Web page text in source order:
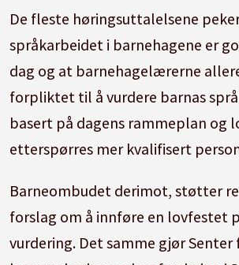
De fleste høringsuttalelsene
språkarbeidet i barnehagene er
dag og at barnehagelærerne
forpliktet til å vurdere barnas
basert på dagens rammeplan og
etterspørres mer kvalifisert
Barneombudet derimot, støtter
forslag om å innføre en lovfestet
vurdering. Det samme gjør Senter